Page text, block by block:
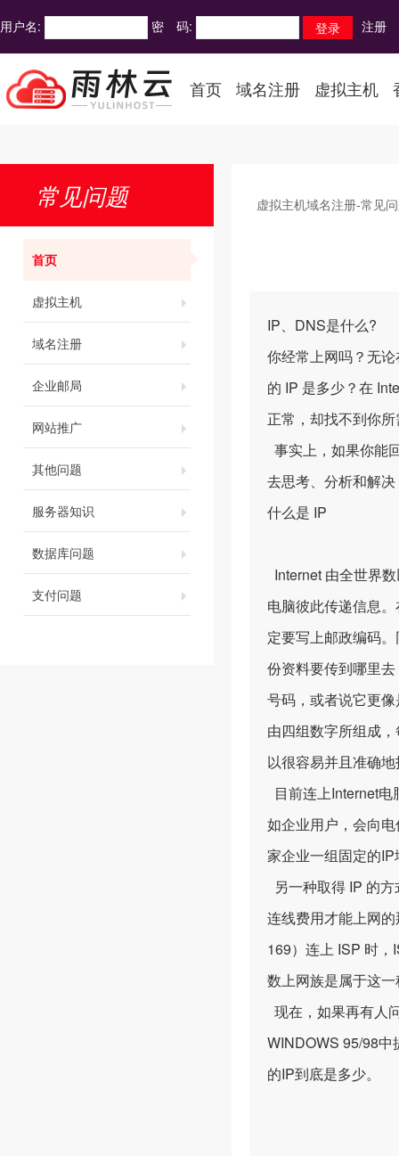
用户名: 密 码: 注册
首页 域名注册 虚拟主机
常见问题
首页
虚拟主机
域名注册
企业邮局
网站推广
其他问题
服务器知识
数据库问题
支付问题
虚拟主机域名注册-常见
IP、DNS是什么?
你经常上网吗？无
的 IP 是多少？在
正常，却找不到你
事实上，如果你能
去思考、分析和解
什么是 IP
Internet 由全世界
电脑彼此传递信息
定要写上邮政编码
份资料要传到哪里
号码，或者说它更
由四组数字所组成
以很容易并且准确
目前连上Internet
如企业用户，会向
家企业一组固定的
另一种取得 IP 的
连线费用才能上网
169）连上 ISP 时
数上网族是属于这
现在，如果再有人
WINDOWS 95/98
的IP到底是多少。